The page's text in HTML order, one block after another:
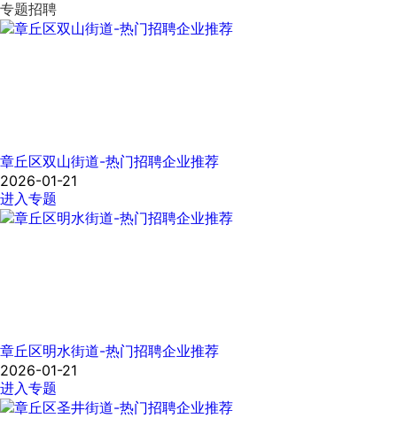
专题招聘
章丘区双山街道-热门招聘企业推荐
2026-01-21
进入专题
章丘区明水街道-热门招聘企业推荐
2026-01-21
进入专题